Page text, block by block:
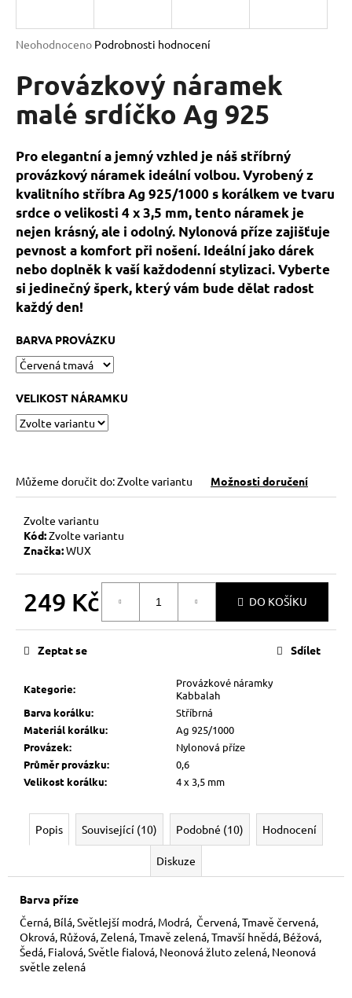
Průměrné
produktu
je
hvězdiček.
Neohodnoceno Podrobnosti hodnocení
Provázkový náramek
malé srdíčko Ag 925
Pro elegantní a jemný vzhled je náš stříbrný
provázkový náramek ideální volbou. Vyrobený z
kvalitního stříbra Ag 925/1000 s korálkem ve tvaru
srdce o velikosti 4 x 3,5 mm, tento náramek je
nejen krásný, ale i odolný. Nylonová příze zajišťuje
pevnost a komfort při nošení. Ideální jako dárek
nebo doplněk k vaší každodenní stylizaci. Vyberte
si jedinečný šperk, který vám bude dělat radost
každý den!
BARVA PROVÁZKU
VELIKOST NÁRAMKU
Můžeme doručit do:Zvolte variantu Možnosti doručení
Zvolte variantu
Kód:Zvolte variantu
Značka:WUX
249 Kč DO KOŠÍKU
Kategorie:
Provázkové náramky
Kabbalah
Barva korálku:
Stříbrná
Materiál korálku:
Ag 925/1000
Provázek:
Nylonová příze
Průměr provázku:
0,6
Velikost korálku: 4 x 3,5 mm
Zeptat se Sdílet
Popis Související (10) Podobné (10) Hodnocení
Diskuze
Barva příze
Černá, Bílá, Světlejší modrá, Modrá, Červená, Tmavě červená,
Okrová, Růžová, Zelená, Tmavě zelená, Tmavší hnědá, Béžová,
Šedá, Fialová, Světle fialová, Neonová žluto zelená, Neonová
světle zelená
j
t
?
HLEDAT
D
o
p
o
u
č
u
j
e
m
NÁRAMEK
BLÍŽENCI
269
Kč